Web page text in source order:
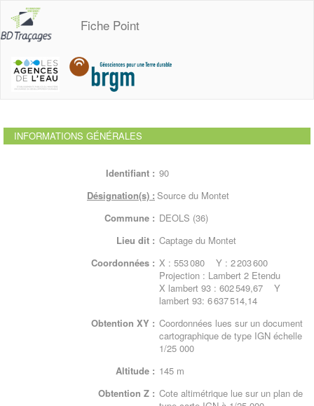
Fiche Point
INFORMATIONS GÉNÉRALES
Identifiant : 90
Désignation(s) : Source du Montet
Commune : DEOLS (36)
Lieu dit : Captage du Montet
Coordonnées : X : 553 080 Y : 2 203 600
Projection : Lambert 2 Etendu
X lambert 93 : 602 549,67 Y
lambert 93: 6 637 514,14
Obtention XY : Coordonnées lues sur un document
cartographique de type IGN échelle
1/25 000
Altitude : 145 m
Obtention Z : Cote altimétrique lue sur un plan de